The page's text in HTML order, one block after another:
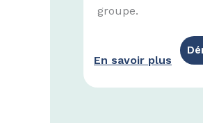
groupe.
En savoir plus